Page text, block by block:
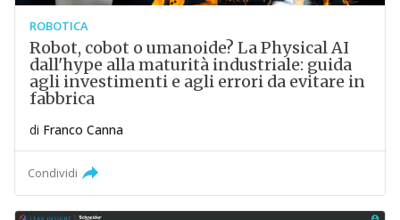
ROBOTICA
Robot, cobot o umanoide? La Physical AI
dall'hype alla maturità industriale: guida
agli investimenti e agli errori da evitare in
fabbrica
di Franco Canna
Condividi